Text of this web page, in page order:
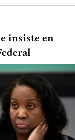
insiste en